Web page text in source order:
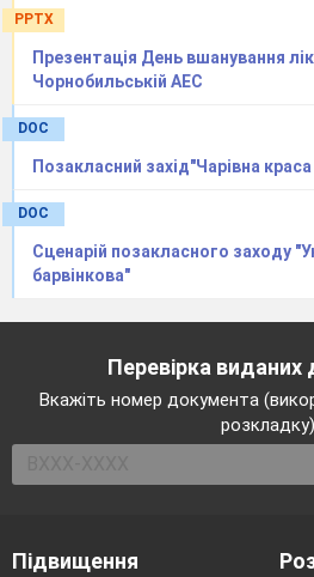
Методична
не
Дидактична:
розвивальна
-
Виховна:
PPTX
Презентація День вшанування
Чорнобильській АЕС
DOC
Позакласний захід"Чарівна
DOC
Сценарій позакласного заходу
барвінкова"
Перевірка виданих
Вкажіть номер документа
розкладку)
Підвищення